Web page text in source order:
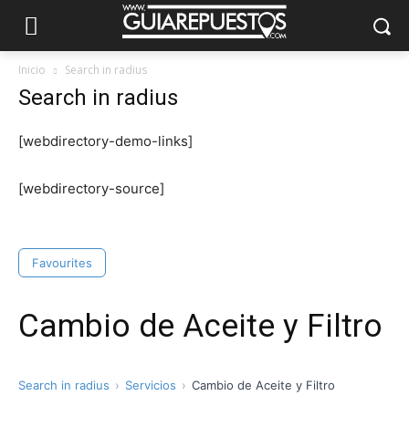
Inicio Search in radius
Search in radius
[webdirectory-demo-links]
[webdirectory-source]
Favourites
Cambio de Aceite y Filtro
Search in radius Servicios Cambio de Aceite y Filtro